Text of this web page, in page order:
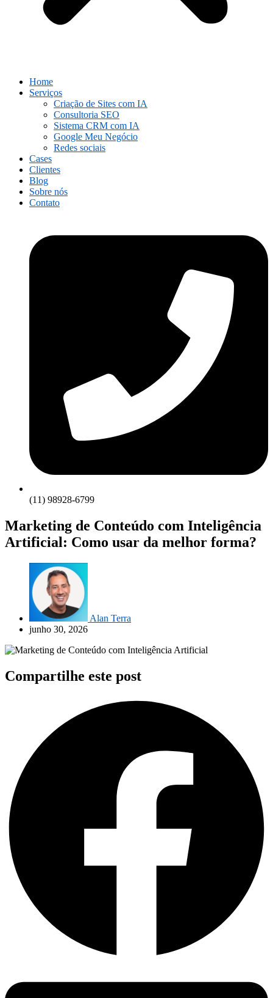
Home
Serviços
Criação de Sites com IA
Consultoria SEO
Sistema CRM com IA
Google Meu Negócio
Redes sociais
Cases
Clientes
Blog
Sobre nós
Contato
(11) 98928-6799
Marketing de Conteúdo com Inteligência
Artificial: Como usar da melhor forma?
Alan Terra
junho 30, 2026
Compartilhe este post